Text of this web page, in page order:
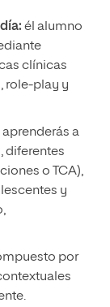
él alumno
clínicas
role-play y
aprenderás a
diferentes
o TCA),
y
por